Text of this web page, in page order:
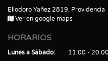
Eliodoro Yañez 2819, Providencia
Ver en google maps
HORARIOS
Lunes a Sábado
11:00 - 20:00